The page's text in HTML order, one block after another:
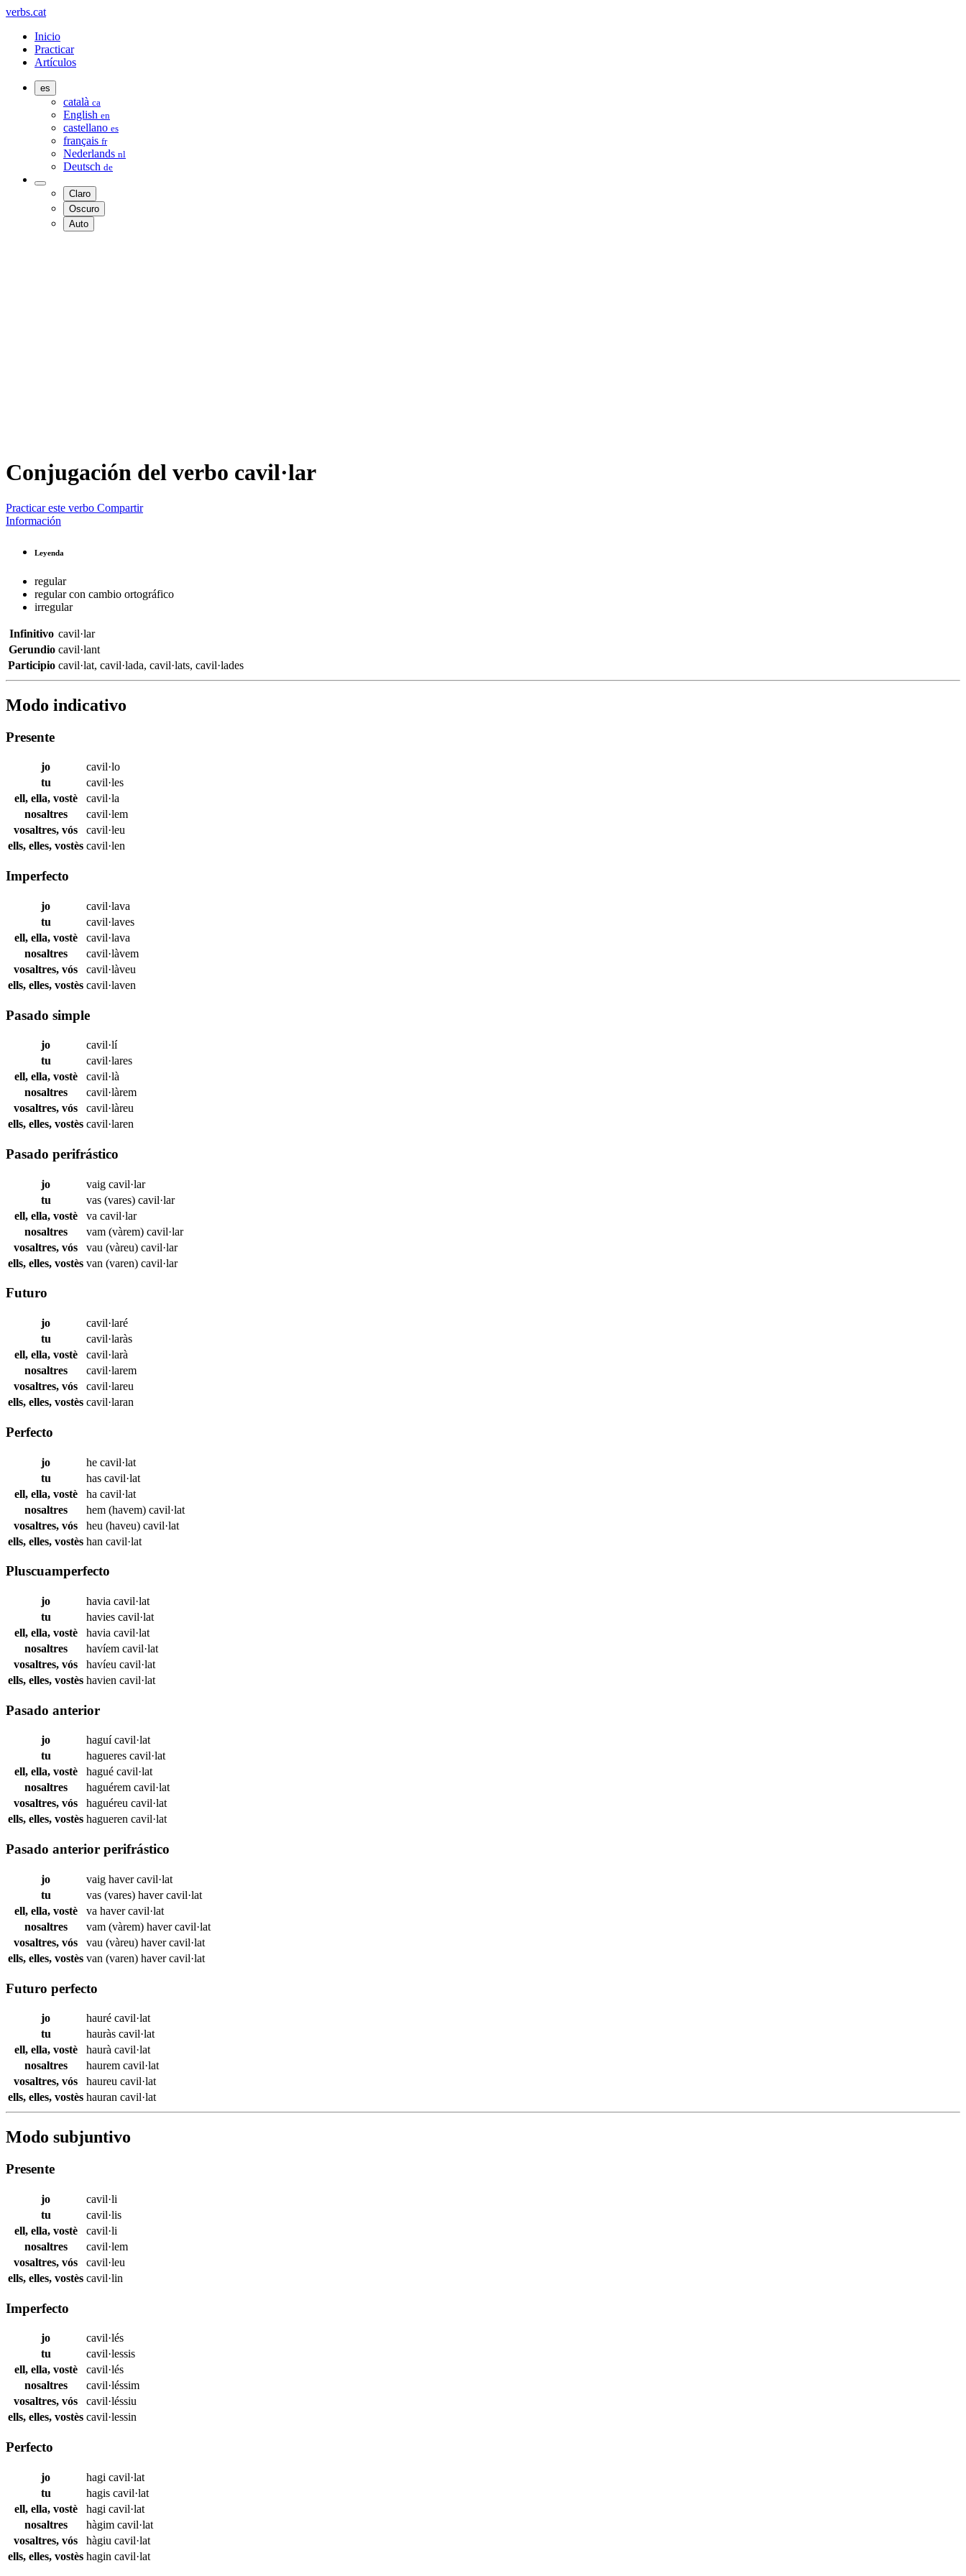
verbs.cat
Inicio
Practicar
Artículos
es
català ca
English en
castellano es
français fr
Nederlands nl
Deutsch de
Claro
Oscuro
Auto
Conjugación del verbo cavil·lar
Practicar este verbo Compartir
Información
Leyenda
regular
regular con cambio ortográfico
irregular
Infinitivo cavil·lar
Gerundio cavil·lant
Participio cavil·lat, cavil·lada, cavil·lats, cavil·lades
Modo indicativo
Presente
jo
cavil·lo
tu
cavil·les
ell, ella, vostè
cavil·la
nosaltres
cavil·lem
vosaltres, vós
cavil·leu
ells, elles, vostès cavil·len
Imperfecto
jo
cavil·lava
tu
cavil·laves
ell, ella, vostè
cavil·lava
nosaltres
cavil·làvem
vosaltres, vós
cavil·làveu
ells, elles, vostès cavil·laven
Pasado simple
jo
cavil·lí
tu
cavil·lares
ell, ella, vostè
cavil·là
nosaltres
cavil·làrem
vosaltres, vós
cavil·làreu
ells, elles, vostès cavil·laren
Pasado perifrástico
jo vaig cavil·lar
tu
vas (vares) cavil·lar
ell, ella, vostè
va cavil·lar
nosaltres
vam (vàrem) cavil·lar
vosaltres, vós
vau (vàreu) cavil·lar
ells, elles, vostès van (varen) cavil·lar
Futuro
jo
cavil·laré
tu
cavil·laràs
ell, ella, vostè
cavil·larà
nosaltres
cavil·larem
vosaltres, vós
cavil·lareu
ells, elles, vostès cavil·laran
Perfecto
jo he cavil·lat
tu
has cavil·lat
ell, ella, vostè
ha cavil·lat
nosaltres
hem (havem) cavil·lat
vosaltres, vós
heu (haveu) cavil·lat
ells, elles, vostès han cavil·lat
Pluscuamperfecto
jo havia cavil·lat
tu
havies cavil·lat
ell, ella, vostè
havia cavil·lat
nosaltres
havíem cavil·lat
vosaltres, vós
havíeu cavil·lat
ells, elles, vostès havien cavil·lat
Pasado anterior
jo haguícavil·lat
tu
hagueres cavil·lat
ell, ella, vostè
hagué cavil·lat
nosaltres
haguérem cavil·lat
vosaltres, vós
haguéreu cavil·lat
ells, elles, vostès hagueren cavil·lat
Pasado anterior perifrástico
jo vaig havercavil·lat
tu
vas (vares) havercavil·lat
ell, ella, vostè
va havercavil·lat
nosaltres
vam (vàrem) havercavil·lat
vosaltres, vós
vau (vàreu) havercavil·lat
ells, elles, vostès van (varen) havercavil·lat
Futuro perfecto
jo hauré cavil·lat
tu
hauràs cavil·lat
ell, ella, vostè
haurà cavil·lat
nosaltres
haurem cavil·lat
vosaltres, vós
haureu cavil·lat
ells, elles, vostès hauran cavil·lat
Modo subjuntivo
Presente
jo
cavil·li
tu
cavil·lis
ell, ella, vostè
cavil·li
nosaltres
cavil·lem
vosaltres, vós
cavil·leu
ells, elles, vostès cavil·lin
Imperfecto
jo
cavil·lés
tu
cavil·lessis
ell, ella, vostè
cavil·lés
nosaltres
cavil·léssim
vosaltres, vós
cavil·léssiu
ells, elles, vostès cavil·lessin
Perfecto
jo hagi cavil·lat
tu
hagis cavil·lat
ell, ella, vostè
hagi cavil·lat
nosaltres
hàgim cavil·lat
vosaltres, vós
hàgiu cavil·lat
ells, elles, vostès hagin cavil·lat